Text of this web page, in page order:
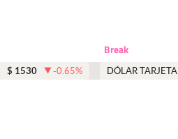
Break
$ 1530 -0.65% DÓLAR TARJETA